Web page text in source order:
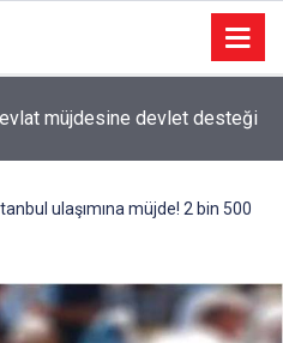
müjdesine devlet desteği
ulaşımına müjde! 2 bin 500